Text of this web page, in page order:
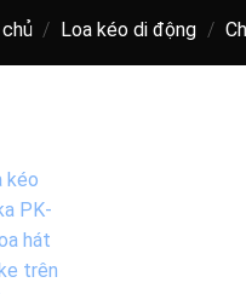
/ Loa kéo di động /